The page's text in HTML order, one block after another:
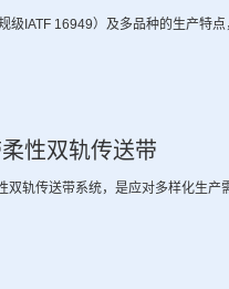
级IATF 16949）及多品种的生产特
性双轨传送带
双轨传送带系统，是应对多样化生产